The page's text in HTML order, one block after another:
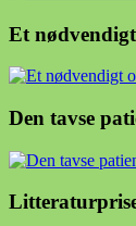
Et
Den tavse